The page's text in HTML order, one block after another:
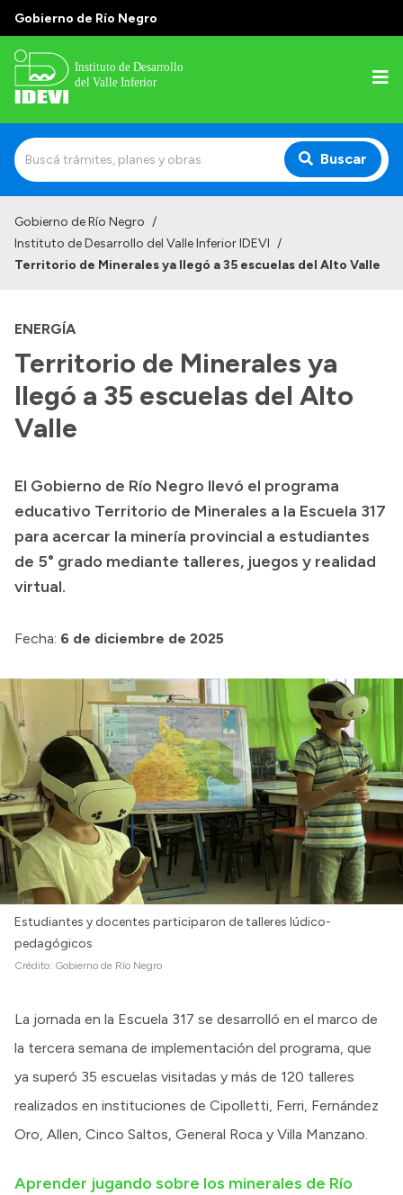
Gobierno de Río Negro
Buscar
Institucional
Autoridades y delegaciones
Normativa
Historia
Gobierno de Río Negro /
Instituto de Desarrollo del Valle Inferior IDEVI /
Territorio de Minerales ya llegó a 35 escuelas del Alto Valle
ENERGÍA
Territorio de Minerales ya
llegó a 35 escuelas del Alto
Valle
El Gobierno de Río Negro llevó el programa
educativo Territorio de Minerales a la Escuela 317
para acercar la minería provincial a estudiantes
de 5° grado mediante talleres, juegos y realidad
virtual.
Fecha: 6 de diciembre de 2025
Estudiantes y docentes participaron de talleres lúdico-
pedagógicos
Crédito: Gobierno de Río Negro
La jornada en la Escuela 317 se desarrolló en el marco de
la tercera semana de implementación del programa, que
ya superó 35 escuelas visitadas y más de 120 talleres
realizados en instituciones de Cipolletti, Ferri, Fernández
Oro, Allen, Cinco Saltos, General Roca y Villa Manzano.
Aprender jugando sobre los minerales de Río